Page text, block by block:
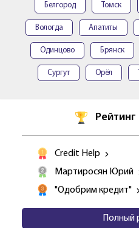
Белгород Томск
Вологда Апатиты
Одинцово Брянск
Сургут Орёл
Credit Help
Мартиросян Юрий
"Одобрим кредит"
Полный